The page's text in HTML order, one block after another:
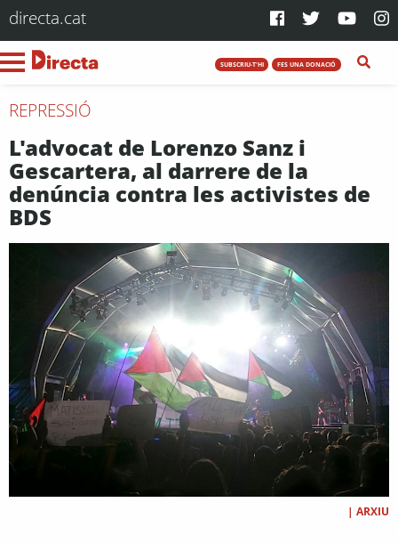
directa.cat
SUBSCRIU-T'HI FES UNA DONACIÓ
REPRESSIÓ
L'advocat de Lorenzo Sanz i
Gescartera, al darrere de la
denúncia contra les activistes de
BDS
| ARXIU